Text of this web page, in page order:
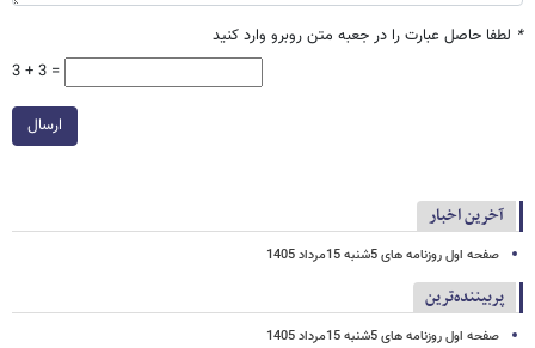
* لطفا حاصل عبارت را در جعبه متن روبرو وارد کنید
3 + 3 =
ارسال
آخرین اخبار
صفحه اول روزنامه های 5شنبه 15مرداد 1405
پربیننده‌ترین
صفحه اول روزنامه های 5شنبه 15مرداد 1405